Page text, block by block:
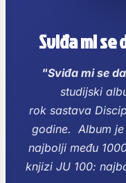
Sviđa mi
"Sviđa mi se
studijski
rok sastava
godine. Album
najbolji među
knjizi JU 100: